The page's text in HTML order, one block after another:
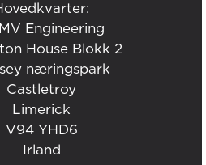
Engineering
House Blokk 2
næringspark
Castletroy
Limerick
V94 YHD6
Irland